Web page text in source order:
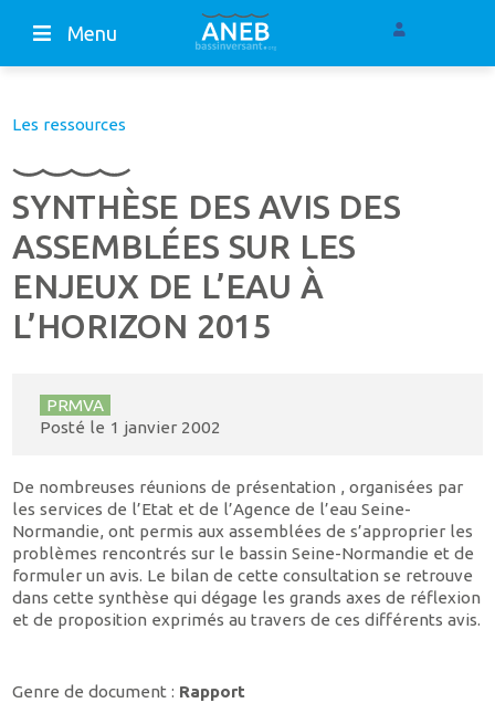
Menu
Les ressources
SYNTHÈSE DES AVIS DES
ASSEMBLÉES SUR LES
ENJEUX DE L’EAU À
L’HORIZON 2015
PRMVA
Posté le 1 janvier 2002
De nombreuses réunions de présentation , organisées par
les services de l’Etat et de l’Agence de l’eau Seine-
Normandie, ont permis aux assemblées de s’approprier les
problèmes rencontrés sur le bassin Seine-Normandie et de
formuler un avis. Le bilan de cette consultation se retrouve
dans cette synthèse qui dégage les grands axes de réflexion
et de proposition exprimés au travers de ces différents avis.
Genre de document : Rapport